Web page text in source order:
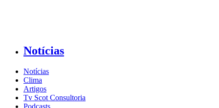
Notícias
Notícias
Clima
Artigos
Tv Scot Consultoria
Podcasts